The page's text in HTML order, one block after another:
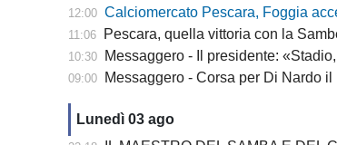
12:00 Calciomercato Pescara, Foggia accelera: Flavio Russo
11:06 Pescara, quella vittoria con la
10:30 Messaggero - Il presidente: «Stadio, raddoppiati i
09:00 Messaggero - Corsa per Di Nardo
Lunedì 03 ago